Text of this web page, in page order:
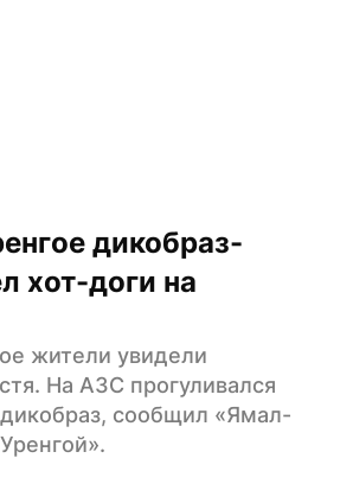
дикобраз-
хот-доги на
жители увидели
На АЗС прогуливался
сообщил «Ямал-